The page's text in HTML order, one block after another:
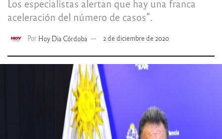
Los especialistas alertan que hay una franca
aceleración del número de casos”.
Por Hoy Dia Córdoba 2 de diciembre de 2020